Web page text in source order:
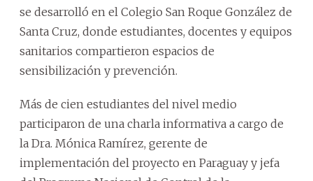
se desarrolló en el Colegio San Roque González de
Santa Cruz, donde estudiantes, docentes y equipos
sanitarios compartieron espacios de
sensibilización y prevención.
Más de cien estudiantes del nivel medio
participaron de una charla informativa a cargo de
la Dra. Mónica Ramírez, gerente de
implementación del proyecto en Paraguay y jefa